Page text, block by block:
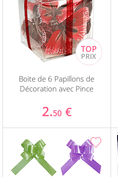
Boite de 6 Papillons de
Décoration avec Pince
2.50 €